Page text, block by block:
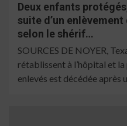
Deux enfants
suite d’un
selon le shérif…
SOURCES DE NOYER,
rétablissent à l’hôpital et
enlevés est décédée après